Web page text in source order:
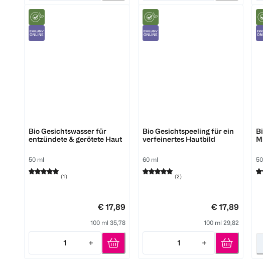
Bio Gesichtswasser für
entzündete & gerötete Haut
50 ml
(1)
€ 17,89
100 ml 35,78
1
Quantity: 1
Bio Gesichtspeeling für ein
verfeinertes Hautbild
60 ml
(2)
€ 17,89
100 ml 29,82
1
Quantity: 1